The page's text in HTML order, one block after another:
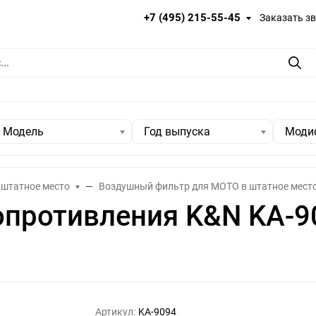
+7 (495) 215-55-45 Заказать
Модель Год выпуска
место Воздушный фильтр для МОТО в штатное
K&N KA-
Артикул: KA-9094